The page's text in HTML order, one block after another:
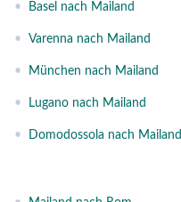
• Basel nach Mailand
• Varenna nach Mailand
• München nach Mailand
• Lugano nach Mailand
• Domodossola nach Mailand